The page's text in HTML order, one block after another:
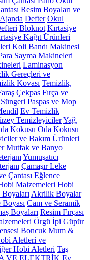
Resim Boyaları ve
Ajanda Defter Okul
Bloknot Kırtasiye
Kağıt Ürünleri
Koli Bandı Makinesi
Sayma Makineleri
Laminasyon
Gereçleri ve
Kovası Temizlik,
Çekpas Fırça ve
Paspas ve Mop
Ev Temizlik
TemizleyicilerYağ,
Kokusu Oda Kokusu
ve Bakım Ürünleri
Mutfak ve Banyo
Yumuşatıcı
Çamaşır Leke
Çantası Eğlence
Malzemeleri Hobi
Akrilik Boyalar
Cam ve Seramik
Boyaları Resim Fırçası
Örgü İpi Güpür
Boncuk Mum &
Aletleri ve
Hobi Aletleri Taş
VE ELEKTRİK Ev